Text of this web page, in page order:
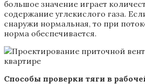
большое значение играет
содержание углекислого газа.
снаружи нормальная, то при
норма обеспечивается.
Способы проверки тяги в